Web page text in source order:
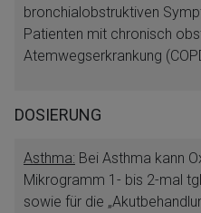
bronchialobstruktiven
Patienten mit chronisch
Atemwegserkrankung
DOSIERUNG
Asthma: Bei Asthma kann
Mikrogramm 1- bis 2-mal
sowie für die